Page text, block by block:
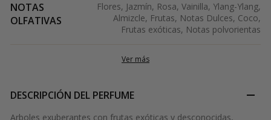
NOTAS
OLFATIVAS
Flores, Jazmín, Rosa, Vainilla, Ylang-Ylang,
Almizcle, Frutas, Notas Dulces, Coco,
Frutas exóticas, Notas polvorientas
Ver más
DESCRIPCIÓN DEL PERFUME
Arboles exuberantes con frutas exóticas y desconocidas,